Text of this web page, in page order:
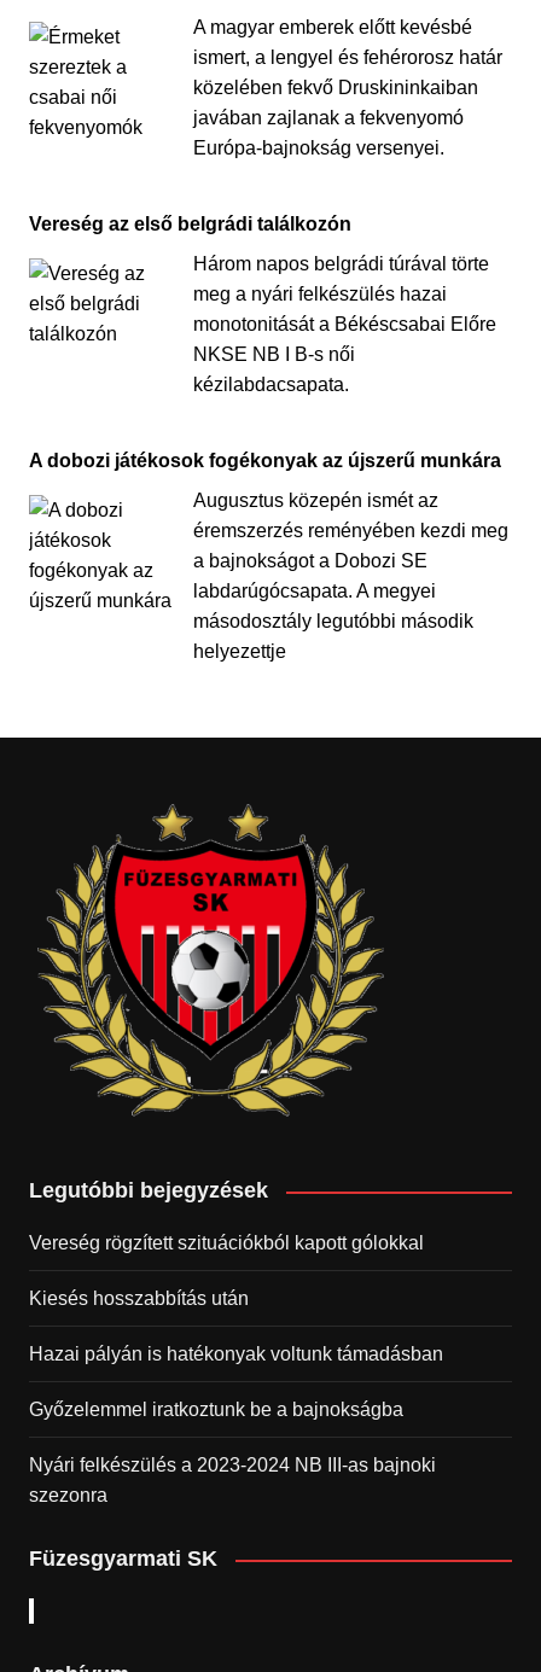
A magyar emberek előtt kevésbé
ismert, a lengyel és fehérorosz határ
közelében fekvő Druskininkaiban
javában zajlanak a fekvenyomó
Európa-bajnokság versenyei.
Vereség az első belgrádi találkozón
Három napos belgrádi túrával törte
meg a nyári felkészülés hazai
monotonitását a Békéscsabai Előre
NKSE NB I B-s női
kézilabdacsapata.
A dobozi játékosok fogékonyak az újszerű munkára
Augusztus közepén ismét az
éremszerzés reményében kezdi meg
a bajnokságot a Dobozi SE
labdarúgócsapata. A megyei
másodosztály legutóbbi második
helyezettje
Legutóbbi bejegyzések
Vereség rögzített szituációkból kapott gólokkal
Kiesés hosszabbítás után
Hazai pályán is hatékonyak voltunk támadásban
Győzelemmel iratkoztunk be a bajnokságba
Nyári felkészülés a 2023-2024 NB III-as bajnoki
szezonra
Füzesgyarmati SK